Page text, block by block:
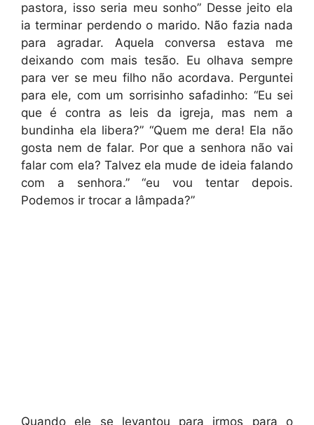
pastora, isso seria meu sonho” Desse jeito ela
ia terminar perdendo o marido. Não fazia nada
para agradar. Aquela conversa estava me
deixando com mais tesão. Eu olhava sempre
para ver se meu filho não acordava. Perguntei
para ele, com um sorrisinho safadinho: “Eu sei
que é contra as leis da igreja, mas nem a
bundinha ela libera?” “Quem me dera! Ela não
gosta nem de falar. Por que a senhora não vai
falar com ela? Talvez ela mude de ideia falando
com a senhora.” “eu vou tentar depois.
Podemos ir trocar a lâmpada?”
Quando ele se levantou para irmos para o